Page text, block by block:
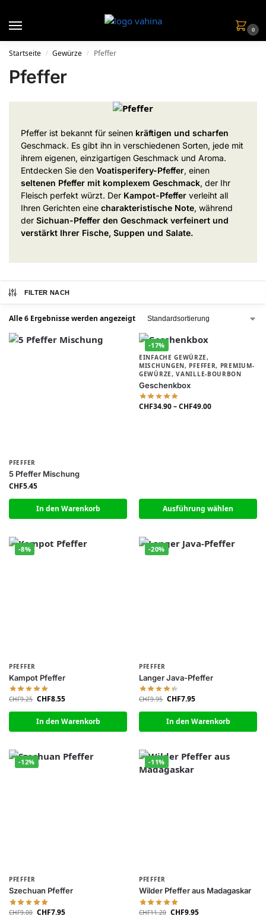
0
Startseite / Gewürze / Pfeffer
Pfeffer
Pfeffer ist bekannt für seinen kräftigen und scharfen
Geschmack. Es gibt ihn in verschiedenen Sorten, jede mit
ihrem eigenen, einzigartigen Geschmack und Aroma.
Entdecken Sie den Voatisperifery-Pfeffer, einen
seltenen Pfeffer mit komplexem Geschmack, der Ihr
Fleisch perfekt würzt. Der Kampot-Pfeffer verleiht all
Ihren Gerichten eine charakteristische Note, während
der Sichuan-Pfeffer den Geschmack verfeinert und
verstärkt Ihrer Fische, Suppen und Salate.
FILTER NACH
Alle 6 Ergebnisse werden angezeigt
PFEFFER
5 Pfeffer Mischung
CHF5.45
In den Warenkorb
-17%
EINFACHE GEWÜRZE,
MISCHUNGEN, PFEFFER, PREMIUM-
GEWÜRZE,VANILLE-BOURBON
Geschenkbox
CHF34.90–CHF49.00
Ausführung wählen
-8%
PFEFFER
Kampot Pfeffer
CHF9.25 CHF8.55
In den Warenkorb
-20%
PFEFFER
Langer Java-Pfeffer
CHF9.95 CHF7.95
In den Warenkorb
-12%
PFEFFER
Szechuan Pfeffer
CHF9.00 CHF7.95
-11%
PFEFFER
Wilder Pfeffer aus Madagaskar
CHF11.20 CHF9.95